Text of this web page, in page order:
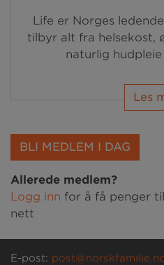
Life er Norges
tilbyr alt fra helsekost,
naturlig
Les
BLI MEDLEM I DAG
Allerede medlem?
Logg inn for å få penger
nett
E-post: